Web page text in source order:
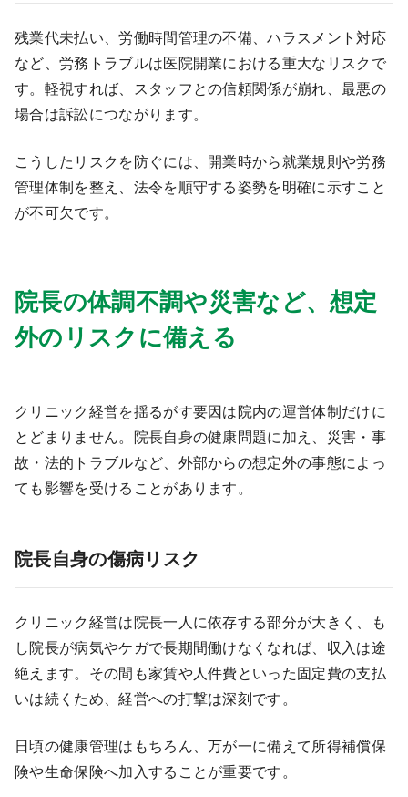
残業代未払い、労働時間管理の不備、ハラスメント対応
など、労務トラブルは医院開業における重大なリスクで
す。軽視すれば、スタッフとの信頼関係が崩れ、最悪の
場合は訴訟につながります。
こうしたリスクを防ぐには、開業時から就業規則や労務
管理体制を整え、法令を順守する姿勢を明確に示すこと
が不可欠です。
院長の体調不調や災害など、想定
外のリスクに備える
クリニック経営を揺るがす要因は院内の運営体制だけに
とどまりません。院長自身の健康問題に加え、災害・事
故・法的トラブルなど、外部からの想定外の事態によっ
ても影響を受けることがあります。
院長自身の傷病リスク
クリニック経営は院長一人に依存する部分が大きく、も
し院長が病気やケガで長期間働けなくなれば、収入は途
絶えます。その間も家賃や人件費といった固定費の支払
いは続くため、経営への打撃は深刻です。
日頃の健康管理はもちろん、万が一に備えて所得補償保
険や生命保険へ加入することが重要です。